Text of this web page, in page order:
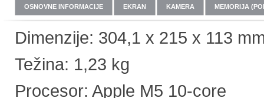
OSNOVNE INFORMACIJE EKRAN KAMERA MEMORIJA
Dimenzije: 304,1 x 215 x 113
Težina: 1,23 kg
Procesor: Apple M5 10-core